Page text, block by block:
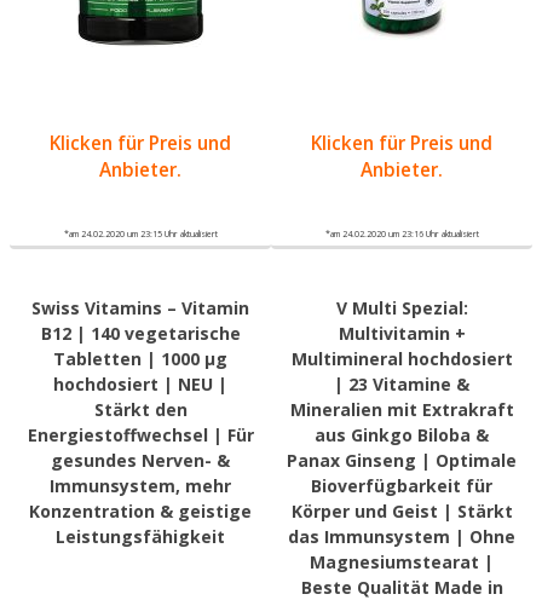
Klicken für Preis und
Anbieter.
*am 24.02.2020 um 23:15 Uhr aktualisiert
Klicken für Preis und
Anbieter.
*am 24.02.2020 um 23:16 Uhr aktualisiert
Swiss Vitamins – Vitamin
B12 | 140 vegetarische
Tabletten | 1000 µg
hochdosiert | NEU |
Stärkt den
Energiestoffwechsel | Für
gesundes Nerven- &
Immunsystem, mehr
Konzentration & geistige
Leistungsfähigkeit
V Multi Spezial:
Multivitamin +
Multimineral hochdosiert
| 23 Vitamine &
Mineralien mit Extrakraft
aus Ginkgo Biloba &
Panax Ginseng | Optimale
Bioverfügbarkeit für
Körper und Geist | Stärkt
das Immunsystem | Ohne
Magnesiumstearat |
Beste Qualität Made in